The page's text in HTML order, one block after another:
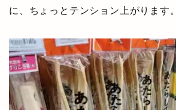
に、ちょっとテンション上がります。